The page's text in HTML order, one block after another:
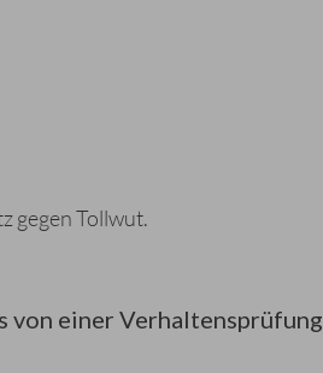
gegen Tollwut.
von einer Verhaltensprüfung